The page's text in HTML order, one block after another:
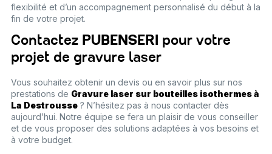
flexibilité et d’un accompagnement personnalisé du début à la
fin de votre projet.
Contactez PUBENSERI
pour votre
projet de gravure laser
Vous souhaitez obtenir un devis ou en savoir plus sur nos
prestations de Gravure laser sur bouteilles isothermes à
La Destrousse? N’hésitez pas à nous contacter dès
aujourd’hui. Notre équipe se fera un plaisir de vous conseiller
et de vous proposer des solutions adaptées à vos besoins et
à votre budget.